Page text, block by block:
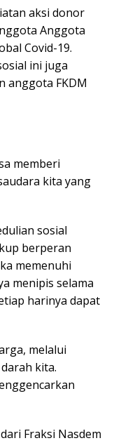
aksi donor
Anggota
Covid-19.
ini juga
anggota FKDM
memberi
kita yang
sosial
berperan
memenuhi
menipis selama
harinya dapat
melalui
kita.
Fraksi Nasdem